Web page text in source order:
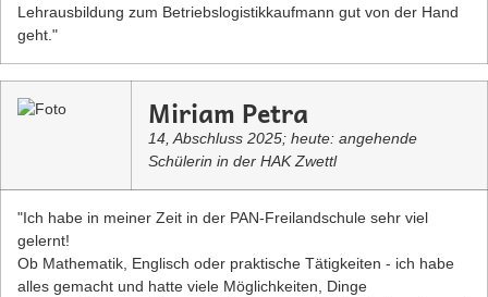
Lehrausbildung zum Betriebslogistikkaufmann gut von der Hand
geht."
Miriam Petra
14, Abschluss 2025; heute: angehende
Schülerin in der HAK Zwettl
"Ich habe in meiner Zeit in der PAN-Freilandschule sehr viel
gelernt!
Ob Mathematik, Englisch oder praktische Tätigkeiten - ich habe
alles gemacht und hatte viele Möglichkeiten, Dinge